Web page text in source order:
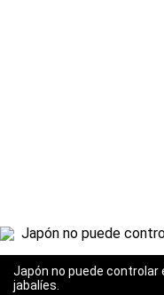
Japón no puede controlar
jabalíes.